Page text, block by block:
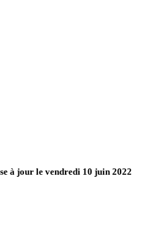
à jour le vendredi 10 juin 2022